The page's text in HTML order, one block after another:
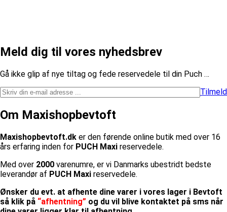
Meld dig til vores nyhedsbrev
​Gå ikke glip af nye tiltag og fede reservedele til din Puch …
Tilmeld
Om Maxishopbevtoft
Maxishopbevtoft.dk er den førende online butik med over 16
års erfaring inden for PUCH Maxi reservedele.
Med over 2000 varenumre, er vi Danmarks ubestridt bedste
leverandør af PUCH Maxi reservedele.
Ønsker du evt. at afhente dine varer i vores lager i Bevtoft
så klik på “afhentning” og du vil blive kontaktet på sms når